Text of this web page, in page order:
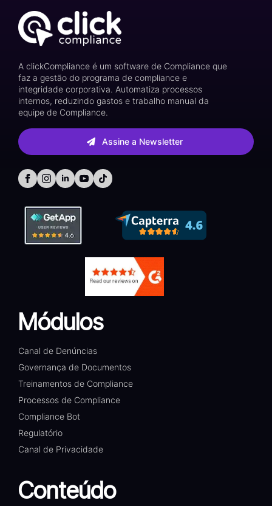
A clickCompliance é um software de Compliance que
faz a gestão do programa de compliance e
integridade corporativa. Automatiza processos
internos, reduzindo gastos e trabalho manual da
equipe de Compliance.
Assine a Newsletter
Módulos
Canal de Denúncias
Governança de Documentos
Treinamentos de Compliance
Processos de Compliance
Compliance Bot
Regulatório
Canal de Privacidade
Conteúdo